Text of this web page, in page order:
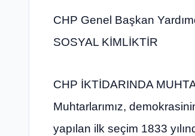
CHP Genel Başkan
SOSYAL KİMLİKTİR
CHP İKTİDARINDA
Muhtarlarımız,
yapılan ilk seçim 1833